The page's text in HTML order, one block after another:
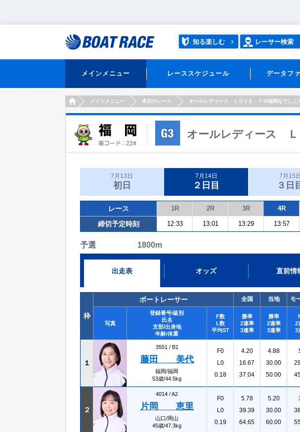
知る楽しむ レーサー検索
メインメニュー レーススケジュール データフ
HOMEメインメニュー 本日のレース オールレディース ＬＯＶＥ ＦＭ福岡なでしこ
オールレディース
7月13日
初日
7月14日
２日目
7月15日
３日
レース 1R 2R 3R 4R
締切予定時刻 12:33 13:01 13:29 13:57
予選 1800m
出走表 オッズ 直前情
枠
ボートレーサー 全国 当地 モ
写真
登録番号/級別
氏名
支部/出身地
年齢/体重
F数
L数
平均ST
勝率
2連率
3連率
勝率
2連率
3連率
2
3
１
3551 / B1
藤田 美代
福岡/福岡
53歳/44.5kg
F0
L0
0.18
4.20
16.67
37.04
4.88
30.00
50.00
２
4014 /A2
片岡 恵里
山口/岡山
45歳/47.3kg
F0
L0
0.19
5.78
39.39
64.65
5.20
30.00
60.00